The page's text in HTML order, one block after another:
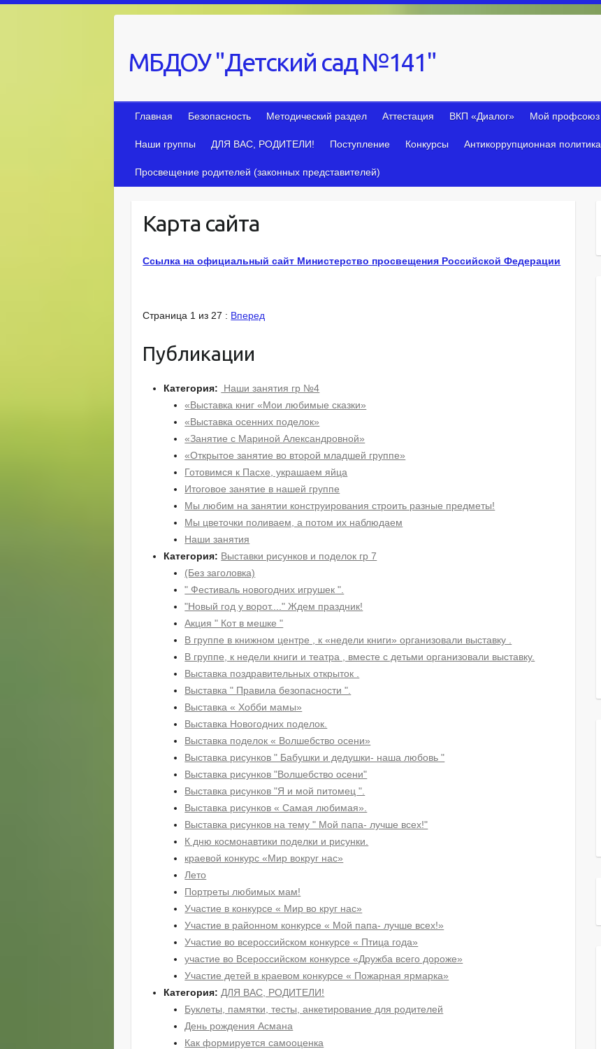
МБДОУ "Детский сад №141"
Главная Безопасность Методический раздел Аттестация ВКП «Диалог» Мой профсоюз
Наши группы ДЛЯ ВАС, РОДИТЕЛИ! Поступление Конкурсы Антикоррупционная политика
Просвещение родителей (законных представителей)
Карта сайта
Ссылка на официальный сайт Министерство просвещения Российской Федерации
Страница 1 из 27 : Вперед
Публикации
Категория:
Наши занятия гр №4
«Выставка книг «Мои любимые сказки»
«Выставка осенних поделок»
«Занятие с Мариной Александровной»
«Открытое занятие во второй младшей группе»
Готовимся к Пасхе, украшаем яйца
Итоговое занятие в нашей группе
Мы любим на занятии конструирования строить разные предметы!
Мы цветочки поливаем, а потом их наблюдаем
Наши занятия
Категория: Выставки рисунков и поделок гр 7
(Без заголовка)
" Фестиваль новогодних игрушек ".
"Новый год у ворот...." Ждем праздник!
Акция " Кот в мешке "
В группе в книжном центре , к «недели книги» организовали выставку .
В группе, к недели книги и театра , вместе с детьми организовали выставку.
Выставка поздравительных открыток .
Выставка " Правила безопасности ".
Выставка « Хобби мамы»
Выставка Новогодних поделок.
Выставка поделок « Волшебство осени»
Выставка рисунков " Бабушки и дедушки- наша любовь "
Выставка рисунков "Волшебство осени"
Выставка рисунков "Я и мой питомец ".
Выставка рисунков « Самая любимая».
Выставка рисунков на тему " Мой папа- лучше всех!"
К дню космонавтики поделки и рисунки.
краевой конкурс «Мир вокруг нас»
Лето
Портреты любимых мам!
Участие в конкурсе « Мир во круг нас»
Участие в районном конкурсе « Мой папа- лучше всех!»
Участие во всероссийском конкурсе « Птица года»
участие во Всероссийском конкурсе «Дружба всего дороже»
Участие детей в краевом конкурсе « Пожарная ярмарка»
Категория: ДЛЯ ВАС, РОДИТЕЛИ!
Буклеты, памятки, тесты, анкетирование для родителей
День рождения Асмана
Как формируется самооценка